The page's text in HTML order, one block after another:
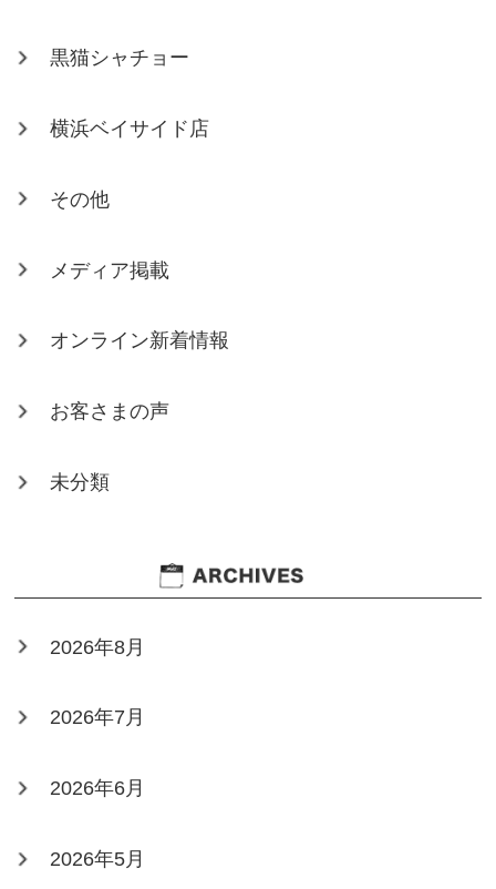
黒猫シャチョー
横浜ベイサイド店
その他
メディア掲載
オンライン新着情報
お客さまの声
未分類
2026年8月
2026年7月
2026年6月
2026年5月